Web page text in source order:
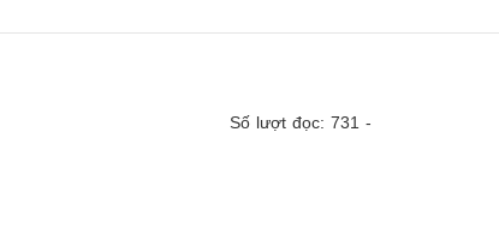
Số lượt đọc: 731 -